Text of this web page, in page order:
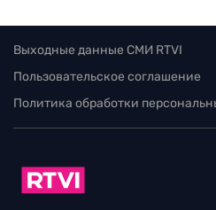
Выходные данные СМИ RTVI
Пользовательское соглашение
Политика обработки